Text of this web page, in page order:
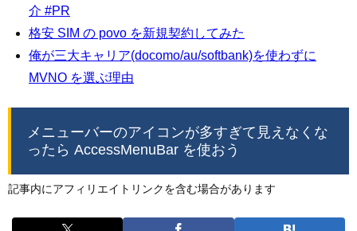
介 #PR
格安 SIM の povo を新規契約してみた
俺が三大キャリア(docomo/au/softbank)を使わずに
MVNO を選ぶ理由
メニューバーのアイコンが多すぎて見えなくな
ったら AccessMenuBar を使おう
記事内にアフィリエイトリンクを含む場合があります